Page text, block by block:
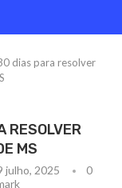
dias para resolver
RESOLVER
MS
julho, 2025
0